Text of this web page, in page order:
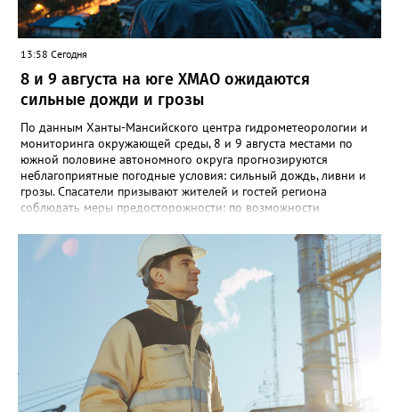
13:58 Сегодня
8 и 9 августа на юге ХМАО ожидаются
сильные дожди и грозы
По данным Ханты-Мансийского центра гидрометеорологии и
мониторинга окружающей среды, 8 и 9 августа местами по
южной половине автономного округа прогнозируются
неблагоприятные погодные условия: сильный дождь, ливни и
грозы. Спасатели призывают жителей и гостей региона
соблюдать меры предосторожности: по возможности
под деревьями и слабоукреплёнными конструкциями, а также
быть внимательными на дорогах из-за ухудшения видимости и
риска аквапланирования. При возникновении чрезвычайных
ситуаций немедленно звоните по единому номеру экстренных